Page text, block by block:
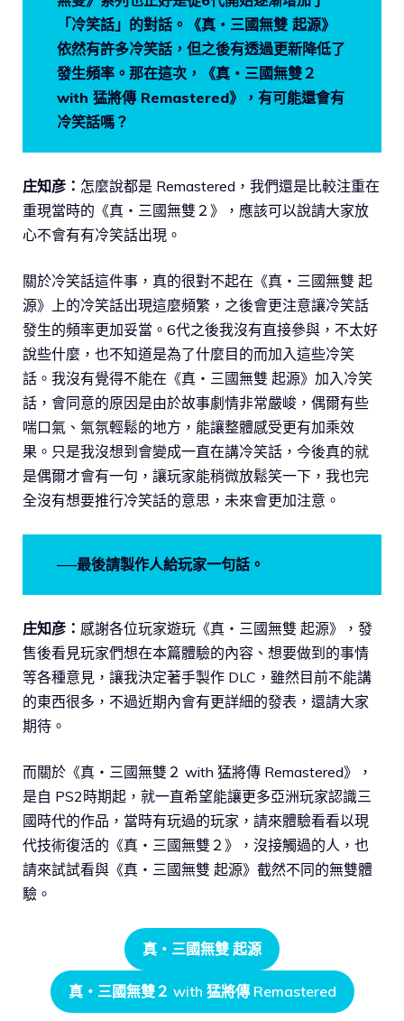
「冷笑話」的對話。《真・三國無雙 起源》
依然有許多冷笑話，但之後有透過更新降低了
發生頻率。那在這次，《真・三國無雙２
with 猛將傳 Remastered》，有可能還會有
冷笑話嗎？
庄知彦： 怎麼說都是 Remastered，我們還是比較注重在
重現當時的《真・三國無雙２》，應該可以說請大家放
心不會有有冷笑話出現。
關於冷笑話這件事，真的很對不起在《真・三國無雙 起
源》上的冷笑話出現這麼頻繁，之後會更注意讓冷笑話
發生的頻率更加妥當。6代之後我沒有直接參與，不太好
說些什麼，也不知道是為了什麼目的而加入這些冷笑
話。我沒有覺得不能在《真・三國無雙 起源》加入冷笑
話，會同意的原因是由於故事劇情非常嚴峻，偶爾有些
喘口氣、氣氛輕鬆的地方，能讓整體感受更有加乘效
果。只是我沒想到會變成一直在講冷笑話，今後真的就
是偶爾才會有一句，讓玩家能稍微放鬆笑一下，我也完
全沒有想要推行冷笑話的意思，未來會更加注意。
──最後請製作人給玩家一句話。
庄知彦： 感謝各位玩家遊玩《真・三國無雙 起源》，發
售後看見玩家們想在本篇體驗的內容、想要做到的事情
等各種意見，讓我決定著手製作 DLC，雖然目前不能講
的東西很多，不過近期內會有更詳細的發表，還請大家
期待。
而關於《真・三國無雙２ with 猛將傳 Remastered》，
是自 PS2時期起，就一直希望能讓更多亞洲玩家認識三
國時代的作品，當時有玩過的玩家，請來體驗看看以現
代技術復活的《真・三國無雙２》，沒接觸過的人，也
請來試試看與《真・三國無雙 起源》截然不同的無雙體
驗。
真・三國無雙 起源
真・三國無雙２ with 猛將傳 Remastered